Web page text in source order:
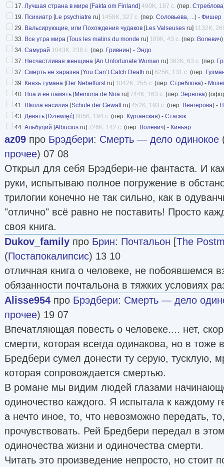
17. Лучшая страна в мире [Fakta om Finland] 490K, 187 с. (пер. Стреблова
19. Психиатр [Le psychiatre ru] 1458K, 327 с. (пер. Соловьева, ...) - Фишер
29. Вальсирующие, или Похождения чудаков [Les Valseuses ru] 1132K,
33. Все утра мира [Tous les matins du monde ru] 189K, 43 с. (пер. Волевич
34. Самурай 1043K, 238 с. (пер. Гривнин) - Эндо
37. Несчастливая женщина [An Unfortunate Woman ru] 362K, 63 с. (пер.
37. Смерть не заразна [You Can’t Catch Death ru] 625K, 131 с. (пер.
39. Князь тумана [Der Nebelfurstru] 1042K, 255 с. (пер. Стреблова) -
40. Ноа и ее память [Memoria de Noa ru] 744K, 163 с. (пер. Зернова)
41. Школа насилия [Schule der Gewaltru] 452K, 193 с. (пер. Венгерова) -
43. Девять [Dziewięć] 805K, 194 с. (пер. Курганская) - Стасюк
44. Альбуций [Albucius ru] 726K, 142 с. (пер. Волевич) - Киньяр
az09 про Брэдбери: Смерть — дело одинокое
прочее) 07 08
Открыл для себя Брэдбери-не фантаста. И
руки, испытываю полное погружение в
трилогии конечно не так сильно, как в
"отлично" всё равно не поставить! Просто
своя книга.
Dukov_family про Брин: Почтальон [The
(Постапокалипсис) 13 10
отличная книга о человеке, не побоявшемся
обязанности почтальона в тяжких условиях
Alisse954 про Брэдбери: Смерть — дело
прочее) 19 07
Впечатляющая повесть о человеке.... нет,
смерти, которая всегда одинакова, но в тоже
Бредбери сумел донести ту серую, тусклую,
которая сопровождается смертью.
В романе мы видим людей глазами
одиночество каждого. Я испытала к каждому
а нечто иное, то, что невозможно передать,
прочувствовать. Рей Бредбери передал в
одиночества жизни и одиночества смерти.
Читать это произведение непросто, но стоит